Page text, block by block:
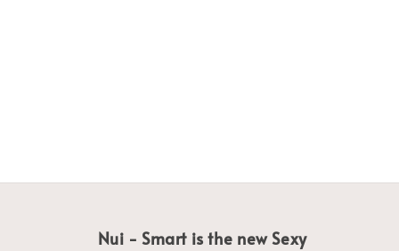
Nui - Smart is the new Sexy